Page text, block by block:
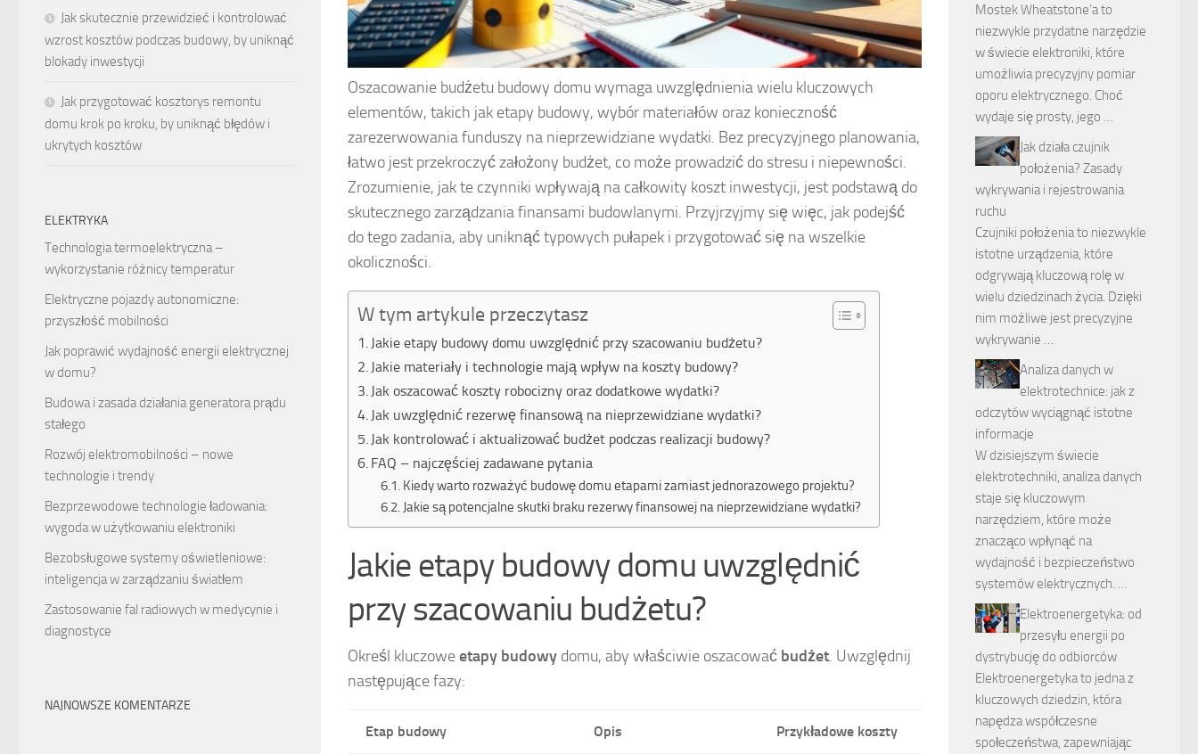
Oszacowanie budżetu budowy domu wymaga uwzględnienia wielu kluczowych
elementów, takich jak etapy budowy, wybór materiałów oraz konieczność
zarezerwowania funduszy na nieprzewidziane wydatki. Bez precyzyjnego planowania,
łatwo jest przekroczyć założony budżet, co może prowadzić do stresu i niepewności.
Zrozumienie, jak te czynniki wpływają na całkowity koszt inwestycji, jest podstawą do
skutecznego zarządzania finansami budowlanymi. Przyjrzyjmy się więc, jak podejść
do tego zadania, aby uniknąć typowych pułapek i przygotować się na wszelkie
okoliczności.
W tym artykule przeczytasz
Jakie etapy budowy domu uwzględnić przy szacowaniu budżetu?
Jakie materiały i technologie mają wpływ na koszty budowy?
Jak oszacować koszty robocizny oraz dodatkowe wydatki?
Jak uwzględnić rezerwę finansową na nieprzewidziane wydatki?
Jak kontrolować i aktualizować budżet podczas realizacji budowy?
FAQ – najczęściej zadawane pytania
Kiedy warto rozważyć budowę domu etapami zamiast jednorazowego projektu?
Jakie są potencjalne skutki braku rezerwy finansowej na nieprzewidziane wydatki?
Jakie etapy budowy domu uwzględnić
przy szacowaniu budżetu?
Określ kluczoweetapy budowy domu, aby właściwie oszacować budżet. Uwzględnij
następujące fazy:
Etap budowy Opis Przykładowe koszty
Jak skutecznie przewidzieć i kontrolować
wzrost kosztów podczas budowy, by uniknąć
blokady inwestycji
Jak przygotować kosztorys remontu
domu krok po kroku, by uniknąć błędów i
ukrytych kosztów
ELEKTRYKA
Technologia termoelektryczna –
wykorzystanie różnicy temperatur
Elektryczne pojazdy autonomiczne:
przyszłość mobilności
Jak poprawić wydajność energii elektrycznej
w domu?
Budowa i zasada działania generatora prądu
stałego
Rozwój elektromobilności – nowe
technologie i trendy
Bezprzewodowe technologie ładowania:
wygoda w użytkowaniu elektroniki
Bezobsługowe systemy oświetleniowe:
inteligencja w zarządzaniu światłem
Zastosowanie fal radiowych w medycynie i
diagnostyce
NAJNOWSZE KOMENTARZE
Mostek Wheatstone’a to
niezwykle przydatne narzędzie
w świecie elektroniki, które
umożliwia precyzyjny pomiar
oporu elektrycznego. Choć
wydaje się prosty, jego …
Jak działa czujnik
położenia? Zasady
wykrywania i rejestrowania
ruchu
Czujniki położenia to niezwykle
istotne urządzenia, które
odgrywają kluczową rolę w
wielu dziedzinach życia. Dzięki
nim możliwe jest precyzyjne
wykrywanie …
Analiza danych w
elektrotechnice: jak z
odczytów wyciągnąć istotne
informacje
W dzisiejszym świecie
elektrotechniki, analiza danych
staje się kluczowym
narzędziem, które może
znacząco wpłynąć na
wydajność i bezpieczeństwo
systemów elektrycznych. …
Elektroenergetyka: od
przesyłu energii po
dystrybucję do odbiorców
Elektroenergetyka to jedna z
kluczowych dziedzin, która
napędza współczesne
społeczeństwa, zapewniając